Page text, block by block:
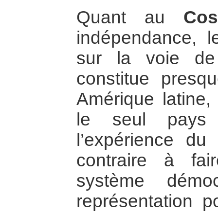
Quant au
indépendance,
sur la voie
constitue
Amérique
le seul
l’expérience
contraire à
système
représentation